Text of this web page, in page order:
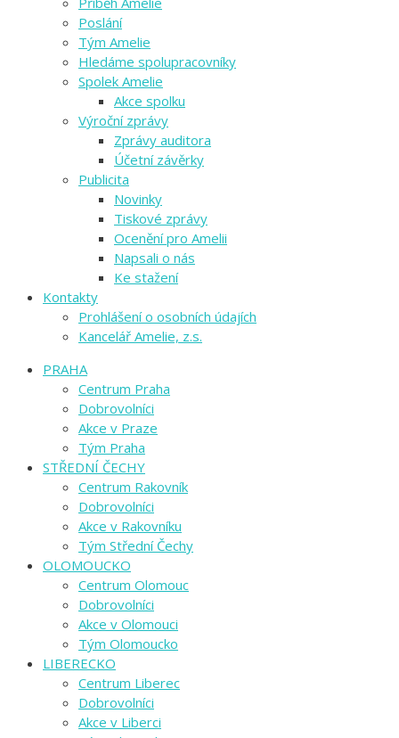
Poslání
Tým Amelie
Hledáme spolupracovníky
Spolek Amelie
Akce spolku
Výroční zprávy
Zprávy auditora
Účetní závěrky
Publicita
Novinky
Tiskové zprávy
Ocenění pro Amelii
Napsali o nás
Ke stažení
Kontakty
Prohlášení o osobních údajích
Kancelář Amelie, z.s.
PRAHA
Centrum Praha
Dobrovolníci
Akce v Praze
Tým Praha
STŘEDNÍ ČECHY
Centrum Rakovník
Dobrovolníci
Akce v Rakovníku
Tým Střední Čechy
OLOMOUCKO
Centrum Olomouc
Dobrovolníci
Akce v Olomouci
Tým Olomoucko
LIBERECKO
Centrum Liberec
Dobrovolníci
Akce v Liberci